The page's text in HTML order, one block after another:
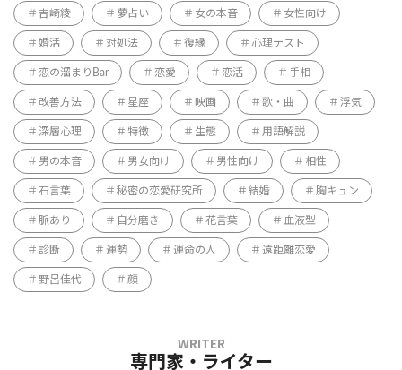
吉崎綾 夢占い 女の本音 女性向け
婚活 対処法 復縁 心理テスト
恋の溜まりBar 恋愛 恋活 手相
改善方法 星座 映画 歌・曲 浮気
深層心理 特徴 生態 用語解説
男の本音 男女向け 男性向け 相性
石言葉 秘密の恋愛研究所 結婚 胸キュン
脈あり 自分磨き 花言葉 血液型
診断 運勢 運命の人 遠距離恋愛
野呂佳代 顔
専門家・ライター